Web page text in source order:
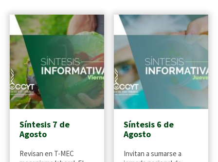
Síntesis 7 de
Agosto
Revisan en T-MEC
Síntesis 6 de
Agosto
Invitan a sumarse a